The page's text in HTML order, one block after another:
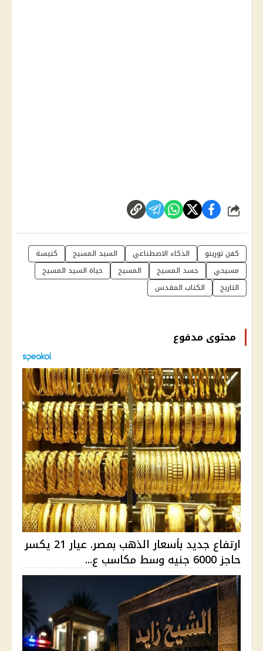
شارك
كفن تورينو الذكاء الاصطناعي السيد المسيح
كنيسة
مسيحي
جسد المسيح المسيح
حياة السيد المسيح
التاريخ
الكتاب المقدس
محتوى مدفوع
ارتفاع جديد بأسعار الذهب بمصر. عيار 21 يكسر
حاجز 6000 جنيه وسط مكاسب ع...